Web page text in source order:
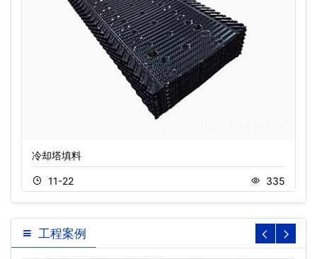
冷却塔填料
11-22 335
工程案例